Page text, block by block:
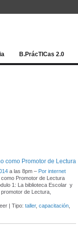
B.PrácTICas 2.0
como Promotor de Lectura
a las 8pm – Por internet
Promotor de Lectura
1: La biblioteca Escolar y
promotor de Lectura,
| Tipo: taller, capacitación,